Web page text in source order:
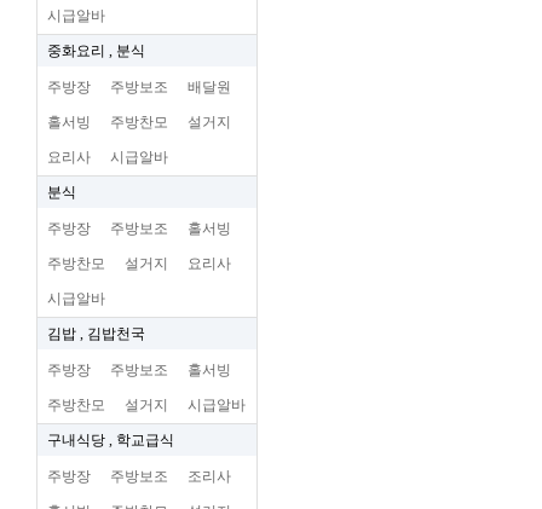
시급알바
중화요리 , 분식
주방장 주방보조 배달원
홀서빙 주방찬모 설거지
요리사 시급알바
분식
주방장 주방보조 홀서빙
주방찬모 설거지 요리사
시급알바
김밥 , 김밥천국
주방장 주방보조 홀서빙
주방찬모 설거지 시급알바
구내식당 , 학교급식
주방장 주방보조 조리사